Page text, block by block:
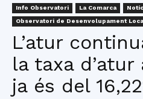
Info Observatori La Comarca
Observatori de Desenvolupament
L’atur
la taxa
ja és del